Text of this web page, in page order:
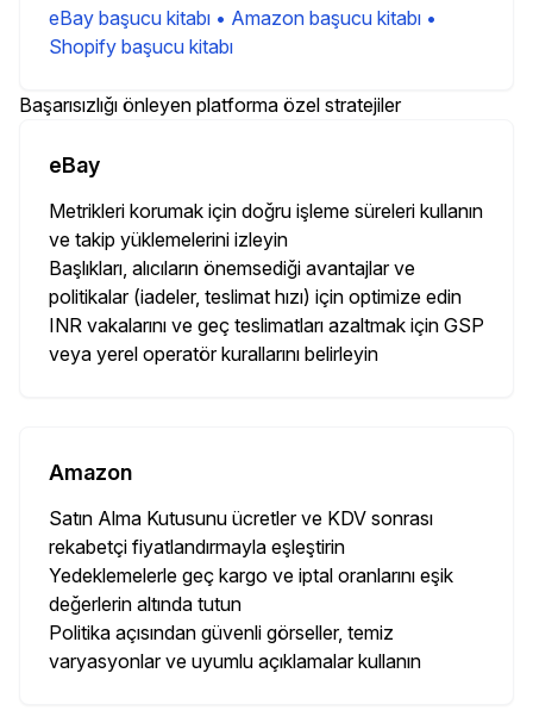
eBay başucu kitabı • Amazon başucu kitabı •
Shopify başucu kitabı
Başarısızlığı önleyen platforma özel stratejiler
eBay
Metrikleri korumak için doğru işleme süreleri kullanın
ve takip yüklemelerini izleyin
Başlıkları, alıcıların önemsediği avantajlar ve
politikalar (iadeler, teslimat hızı) için optimize edin
INR vakalarını ve geç teslimatları azaltmak için GSP
veya yerel operatör kurallarını belirleyin
Amazon
Satın Alma Kutusunu ücretler ve KDV sonrası
rekabetçi fiyatlandırmayla eşleştirin
Yedeklemelerle geç kargo ve iptal oranlarını eşik
değerlerin altında tutun
Politika açısından güvenli görseller, temiz
varyasyonlar ve uyumlu açıklamalar kullanın